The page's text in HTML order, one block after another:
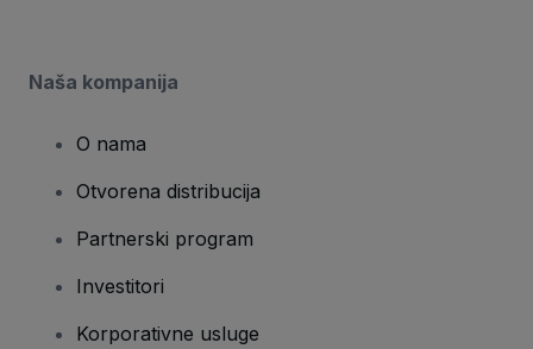
Naša kompanija
O nama
Otvorena distribucija
Partnerski program
Investitori
Korporativne usluge